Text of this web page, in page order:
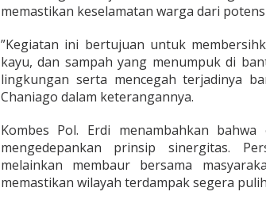
p
r
B
e
s
h
k
a
n
S
memastikan keselamatan warga dari
​”Kegiatan ini bertujuan untuk
kayu, dan sampah yang menumpuk di
lingkungan serta mencegah terjadinya
Chaniago dalam keterangannya.
​Kombes Pol. Erdi menambahkan
mengedepankan prinsip sinergitas.
melainkan membaur bersama
memastikan wilayah terdampak segera